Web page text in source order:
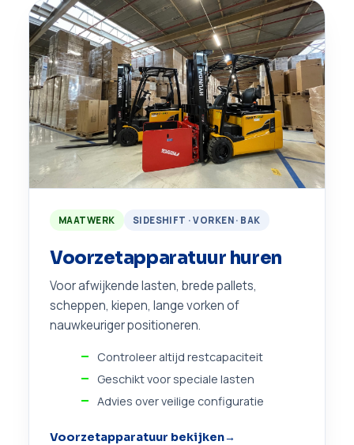
MAATWERK SIDESHIFT · VORKEN · BAK
Voorzetapparatuur huren
Voor afwijkende lasten, brede pallets,
scheppen, kiepen, lange vorken of
nauwkeuriger positioneren.
Controleer altijd restcapaciteit
Geschikt voor speciale lasten
Advies over veilige configuratie
Voorzetapparatuur bekijken→